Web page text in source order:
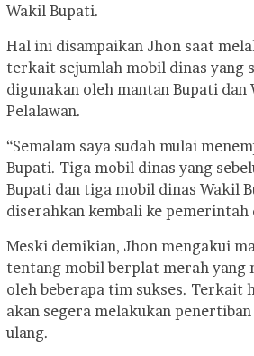
Wakil Bupati.
Hal ini disampaikan Jhon saat
terkait sejumlah mobil dinas yang
digunakan oleh mantan Bupati dan
Pelalawan.
“Semalam saya sudah mulai
Bupati. Tiga mobil dinas yang
Bupati dan tiga mobil dinas Wakil
diserahkan kembali ke pemerintah
Meski demikian, Jhon mengakui
tentang mobil berplat merah yang
oleh beberapa tim sukses. Terkait
akan segera melakukan
ulang.